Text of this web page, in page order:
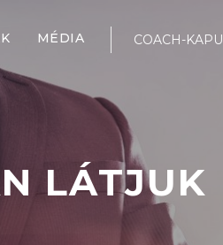
MÉDIA COACH-KAPU
LÁTJUK